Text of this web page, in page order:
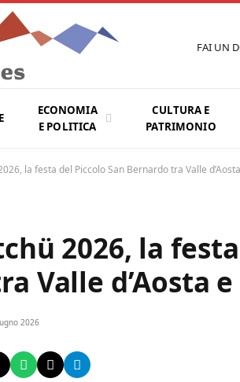
FAI UN
ECONOMIA
E POLITICA
CULTURA E
PATRIMONIO
la festa del Piccolo San Bernardo tra Valle
2026, la
Valle d’Aosta e
2026